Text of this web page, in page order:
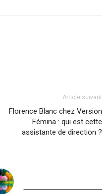
Article suivant
Florence Blanc chez Version
Fémina : qui est cette
assistante de direction ?